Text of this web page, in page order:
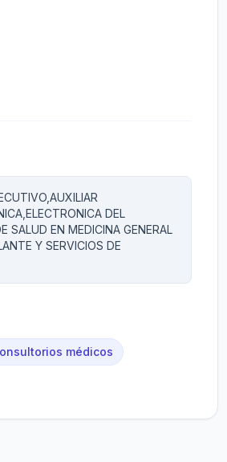
DEL
EN MEDICINA GENERAL
Y SERVICIOS DE
médicos